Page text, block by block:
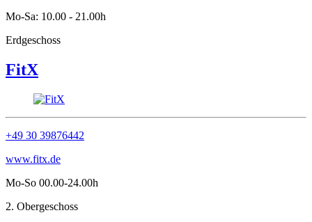
Mo-Sa: 10.00 - 21.00h
Erdgeschoss
FitX
+49 30 39876442
www.fitx.de
Mo-So 00.00-24.00h
2. Obergeschoss